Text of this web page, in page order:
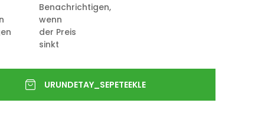
Benachrichtigen,
wenn
der Preis
sinkt